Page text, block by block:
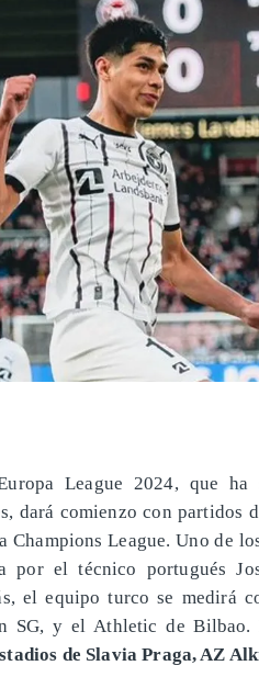
League 2024, que
dará comienzo con partidos
Champions League. Uno de
por el técnico portugués
el equipo turco se medirá
SG, y el Athletic de Bilbao.
de Slavia Praga, AZ